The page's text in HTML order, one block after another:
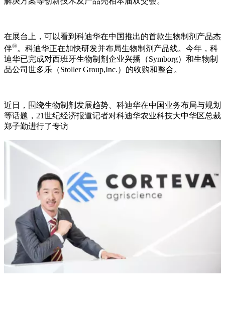
在展台上，可以看到科迪华在中国推出的首款生物制剂产品杰
伴®。科迪华正在加快研发并布局生物制剂产品线。今年，科
迪华已完成对西班牙生物制剂企业兴播（Symborg）和生物制
品公司世多乐（Stoller Group,Inc.）的收购和整合。
近日，围绕生物制剂发展趋势、科迪华在中国业务布局与规划
等话题，21世纪经济报道记者对科迪华农业科技大中华区总裁
郑子勤进行了专访